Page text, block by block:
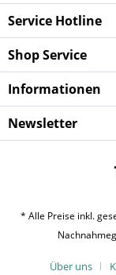
Service Hotline
Shop Service
Informationen
Newsletter
* Alle Preise inkl.
Über uns